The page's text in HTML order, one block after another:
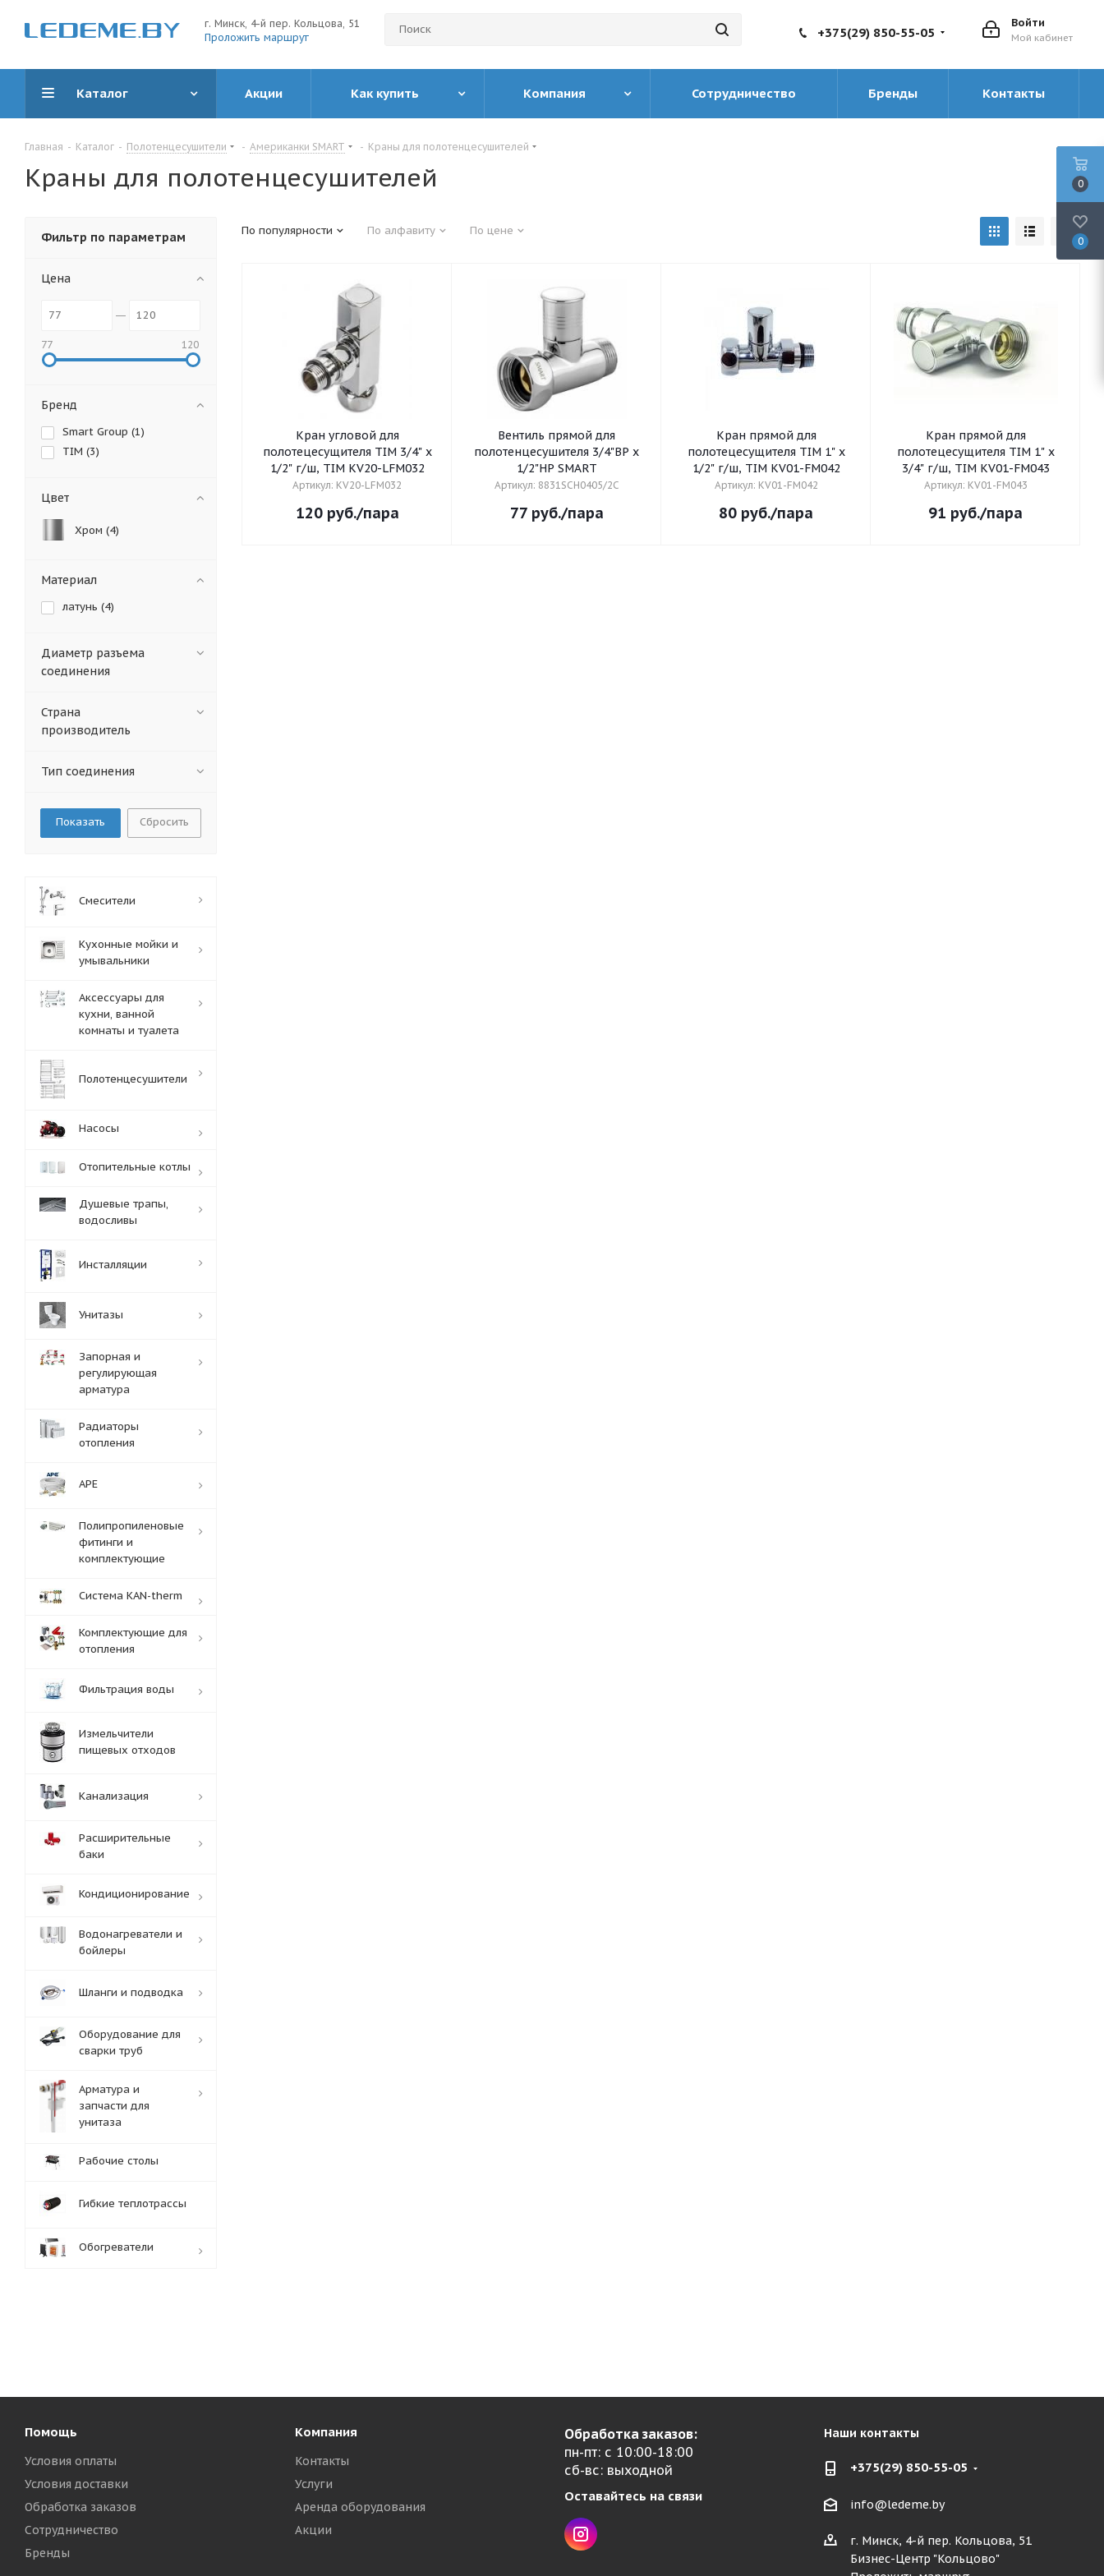
г. Минск, 4-й пер. Кольцова, 51
Проложить маршрут
Войти
Мой кабинет
+375(29) 850-55-05
Каталог Акции Как купить Компания Сотрудничество Бренды Контакты
Главная - Каталог - Полотенцесушители - Американки SMART - Краны для полотенцесушителей
Краны для полотенцесушителей
По популярности По алфавиту По цене
Кран угловой для
полотецесущителя TIM 3/4" x
1/2" г/ш, TIM KV20-LFМ032
Артикул: KV20-LFМ032
120руб./пара
Вентиль прямой для
полотенцесушителя 3/4"ВР х
1/2"НР SMART
Артикул: 8831SCH0405/2C
77руб./пара
Кран прямой для
полотецесущителя TIM 1" x
1/2" г/ш, TIM KV01-FM042
Артикул: KV01-FM042
80 руб./пара
Кран прямой для
полотецесущителя TIM 1" x
3/4" г/ш, TIM KV01-FM043
Артикул: KV01-FM043
91 руб./пара
Фильтр по параметрам
Цена
77 120
Бренд
Smart Group (1)
TIM (3)
Цвет
Хром (4)
Материал
латунь (4)
Диаметр разъема
соединения
Страна
производитель
Тип соединения
Сбросить
Смесители
Кухонные мойки и
умывальники
Аксессуары для
кухни, ванной
комнаты и туалета
Полотенцесушители
Насосы
Отопительные котлы
Душевые трапы,
водосливы
Инсталляции
Унитазы
Запорная и
регулирующая
арматура
Радиаторы
отопления
APE
Полипропиленовые
фитинги и
комплектующие
Система KAN-therm
Комплектующие для
отопления
Фильтрация воды
Измельчители
пищевых отходов
Канализация
Расширительные
баки
Кондиционирование
Водонагреватели и
бойлеры
Шланги и подводка
Оборудование для
сварки труб
Арматура и
запчасти для
унитаза
Рабочие столы
Гибкие теплотрассы
Обогреватели
Помощь
Условия оплаты
Условия доставки
Обработка заказов
Сотрудничество
Бренды
Компания
Контакты
Услуги
Аренда оборудования
Акции
Обработка заказов:
пн-пт: с 10:00-18:00
сб-вс: выходной
Оставайтесь на связи
Наши контакты
+375(29) 850-55-05
info@ledeme.by
г. Минск, 4-й пер. Кольцова, 51
Бизнес-Центр "Кольцово"
0
0